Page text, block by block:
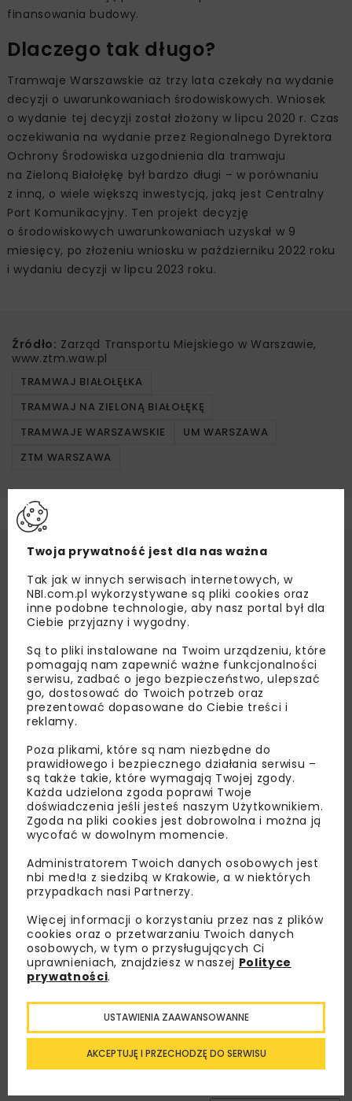
finansowania budowy.
Dlaczego tak długo?
Tramwaje Warszawskie aż trzy lata czekały na wydanie
decyzji o uwarunkowaniach środowiskowych. Wniosek
o wydanie tej decyzji został złożony w lipcu 2020 r. Czas
oczekiwania na wydanie przez Regionalnego Dyrektora
Ochrony Środowiska uzgodnienia dla tramwaju
na Zieloną Białołękę był bardzo długi – w porównaniu
z inną, o wiele większą inwestycją, jaką jest Centralny
Port Komunikacyjny. Ten projekt decyzję
o środowiskowych uwarunkowaniach uzyskał w 9
miesięcy, po złożeniu wniosku w październiku 2022 roku
i wydaniu decyzji w lipcu 2023 roku.
Źródło: Zarząd Transportu Miejskiego w Warszawie,
www.ztm.waw.pl
TRAMWAJ BIAŁOŁĘŁKA
TRAMWAJ NA ZIELONĄ BIAŁOŁĘKĘ
TRAMWAJE WARSZAWSKIE
UM WARSZAWA
ZTM WARSZAWA
Lubisz wiedzieć więcej?
Zapisz się do newslettera aby otrzymywać od
nas najlepsze informacje branżowe,
zaproszenia na wydarzenia, atrakcyjne oferty i
dedykowane akcje specjalne.
Zapoznałam/em się zPolityką Prywatnościi
Regulaminemoraz wyrażam zgodę na otrzymywanie na
podany przeze mnie adres e-mail korespondencji
Twoja prywatność jest dla nas ważna
Tak jak w innych serwisach internetowych, w
NBI.com.pl wykorzystywane są pliki cookies oraz
inne podobne technologie, aby nasz portal był dla
Ciebie przyjazny i wygodny.
Są to pliki instalowane na Twoim urządzeniu, które
pomagają nam zapewnić ważne funkcjonalności
serwisu, zadbać o jego bezpieczeństwo, ulepszać
go, dostosować do Twoich potrzeb oraz
prezentować dopasowane do Ciebie treści i
reklamy.
Poza plikami, które są nam niezbędne do
prawidłowego i bezpiecznego działania serwisu –
są także takie, które wymagają Twojej zgody.
Każda udzielona zgoda poprawi Twoje
doświadczenia jeśli jesteś naszym Użytkownikiem.
Zgoda na pliki cookies jest dobrowolna i można ją
wycofać w dowolnym momencie.
Administratorem Twoich danych osobowych jest
nbi med!a z siedzibą w Krakowie, a w niektórych
przypadkach nasi Partnerzy.
Więcej informacji o korzystaniu przez nas z plików
cookies oraz o przetwarzaniu Twoich danych
osobowych, w tym o przysługujących Ci
uprawnieniach, znajdziesz w naszej Polityce
prywatności.
AKCEPTUJĘ I PRZECHODZĘ DO SERWISU
USTAWIENIA ZAAWANSOWANNE